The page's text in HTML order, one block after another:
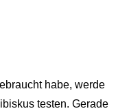
habe, werde
testen. Gerade